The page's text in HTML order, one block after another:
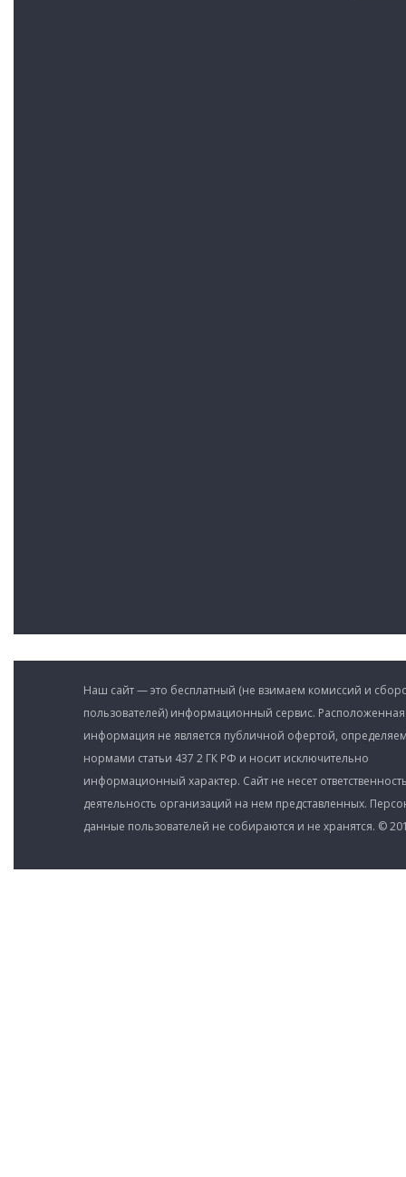
Наш сайт — это бесплатный (не взимаем комиссий и
пользователей) информационный сервис.
информация не является публичной офертой,
нормами статьи 437 2 ГК РФ и носит исключительно
информационный характер. Сайт не несет
деятельность организаций на нем представленных.
данные пользователей не собираются и не хранятся. ©